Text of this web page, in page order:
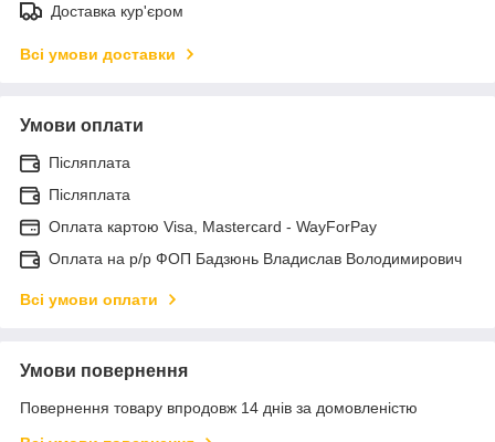
Доставка кур'єром
Всі умови доставки
Умови оплати
Післяплата
Післяплата
Оплата картою Visa, Mastercard - WayForPay
Оплата на р/р ФОП Бадзюнь Владислав Володимирович
Всі умови оплати
Умови повернення
Повернення товару впродовж 14 днів за домовленістю